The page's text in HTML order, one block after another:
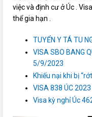
việc và định cư ở Úc .
thể gia hạn .
TUYỂN Y TÁ TU
VISA SBO BANG
5/9/2023
Khiếu nại khi bị
VISA 838 ÚC 2023
Visa kỳ nghỉ Úc